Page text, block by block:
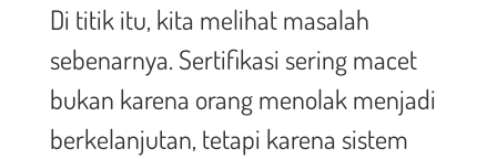
Di titik itu, kita melihat masalah
sebenarnya. Sertifikasi sering macet
bukan karena orang menolak menjadi
berkelanjutan, tetapi karena sistem